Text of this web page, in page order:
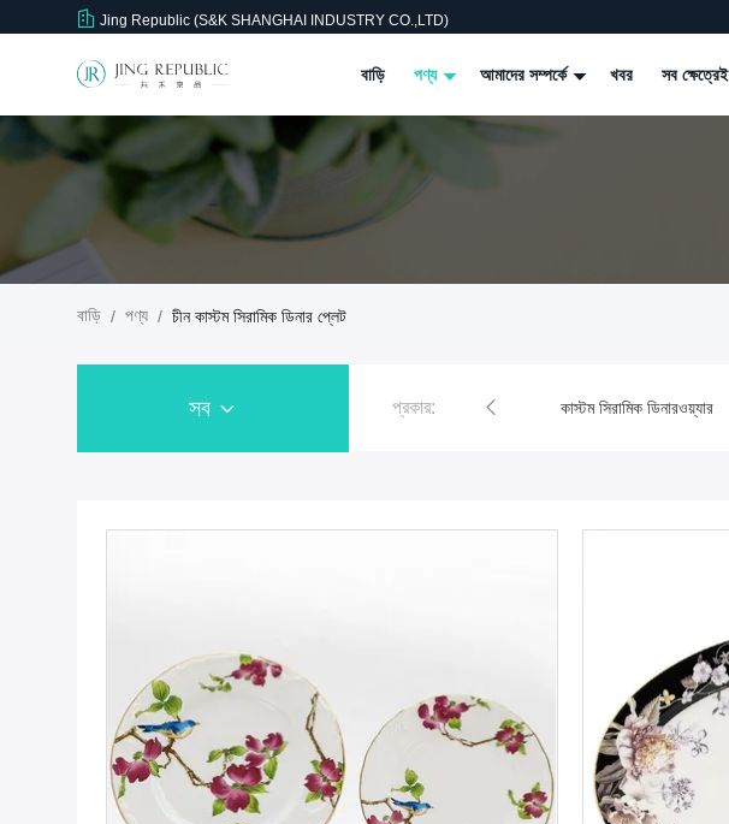
Jing Republic (S&K SHANGHAI INDUSTRY CO.,LTD)
বাড়ি পণ্য আমাদের সম্পর্কে খবর সব ক্ষেত্রেই
বাড়ি / পণ্য / চীন কাস্টম সিরামিক ডিনার প্লেট
সব প্রকার:
সিরামিক কফি কাপ মগ কাস্টম সিরামিক ডিনারওয়্যার